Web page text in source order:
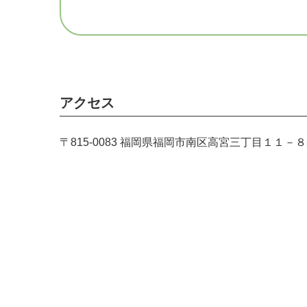
アクセス
〒815-0083 福岡県福岡市南区高宮三丁目１１－